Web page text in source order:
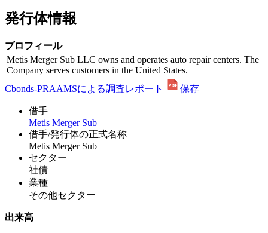
発行体情報
プロフィール
Metis Merger Sub LLC owns and operates auto repair centers. The
Company serves customers in the United States.
Cbonds-PRAAMSによる調査レポート
保存
借手
Metis Merger Sub
借手/発行体の正式名称
Metis Merger Sub
セクター
社債
業種
その他セクター
出来高